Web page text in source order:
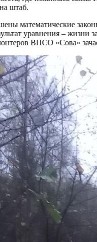
штаб.
математические
уравнения –
ВПСО «Сова»